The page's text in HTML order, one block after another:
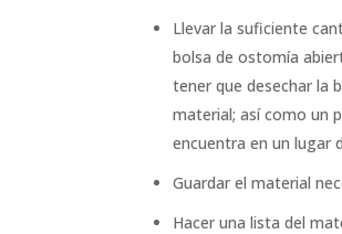
Llevar la suficiente
bolsa de ostomía
tener que desechar la
material; así como un
encuentra en un lugar
Guardar el material
Hacer una lista del